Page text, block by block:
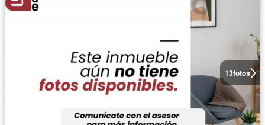
13fotos